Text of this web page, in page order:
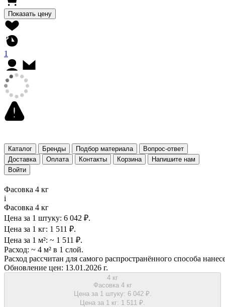
Показать цену
1
Каталог Бренды Подбор материала
Вопрос-ответ
Доставка
Оплата Контакты Корзина
Напишите нам
Войти
Фасовка 4 кг
i
Фасовка 4 кг
Цена за 1 штуку: 6 042 ₽.
Цена за 1 кг: 1 511 ₽.
Цена за 1 м²: ~ 1 511 ₽.
Расход: ~ 4 м² в 1 слой.
Расход рассчитан для самого распространённого способа
Обновление цен: 13.01.2026 г.
4 кг
Фасовка 4 кг
Цена за 1 штуку: 6 042 ₽.
Цена за 1 кг: 1 511 ₽.